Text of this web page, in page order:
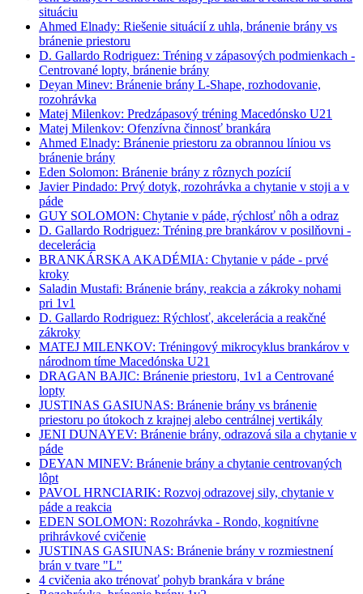
situáciu
Ahmed Elnady: Riešenie situácií z uhla, bránenie brány vs
bránenie priestoru
D. Gallardo Rodriguez: Tréning v zápasových podmienkach -
Centrované lopty, bránenie brány
Deyan Minev: Bránenie brány L-Shape, rozhodovanie,
rozohrávka
Matej Milenkov: Predzápasový tréning Macedónsko U21
Matej Milenkov: Ofenzívna činnosť brankára
Ahmed Elnady: Bránenie priestoru za obrannou líniou vs
bránenie brány
Eden Solomon: Bránenie brány z rôznych pozícií
Javier Pindado: Prvý dotyk, rozohrávka a chytanie v stoji a v
páde
GUY SOLOMON: Chytanie v páde, rýchlosť nôh a odraz
D. Gallardo Rodriguez: Tréning pre brankárov v posilňovni -
decelerácia
BRANKÁRSKA AKADÉMIA: Chytanie v páde - prvé
kroky
Saladin Mustafi: Bránenie brány, reakcia a zákroky nohami
pri 1v1
D. Gallardo Rodriguez: Rýchlosť, akcelerácia a reakčné
zákroky
MATEJ MILENKOV: Tréningový mikrocyklus brankárov v
národnom tíme Macedónska U21
DRAGAN BAJIC: Bránenie priestoru, 1v1 a Centrované
lopty
JUSTINAS GASIUNAS: Bránenie brány vs bránenie
priestoru po útokoch z krajnej alebo centrálnej vertikály
JENI DUNAYEV: Bránenie brány, odrazová sila a chytanie v
páde
DEYAN MINEV: Bránenie brány a chytanie centrovaných
lôpt
PAVOL HRNCIARIK: Rozvoj odrazovej sily, chytanie v
páde a reakcia
EDEN SOLOMON: Rozohrávka - Rondo, kognitívne
prihrávkové cvičenie
JUSTINAS GASIUNAS: Bránenie brány v rozmiestnení
brán v tvare "L"
4 cvičenia ako trénovať pohyb brankára v bráne